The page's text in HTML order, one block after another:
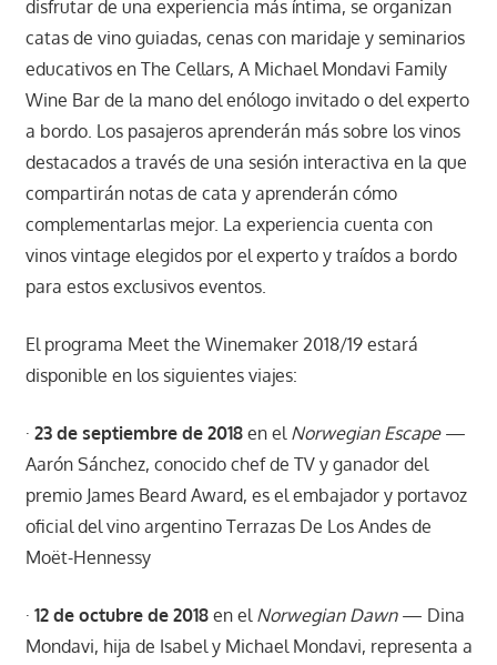
disfrutar de una experiencia más íntima, se organizan
catas de vino guiadas, cenas con maridaje y seminarios
educativos en The Cellars, A Michael Mondavi Family
Wine Bar de la mano del enólogo invitado o del experto
a bordo. Los pasajeros aprenderán más sobre los vinos
destacados a través de una sesión interactiva en la que
compartirán notas de cata y aprenderán cómo
complementarlas mejor. La experiencia cuenta con
vinos vintage elegidos por el experto y traídos a bordo
para estos exclusivos eventos.
El programa Meet the Winemaker 2018/19 estará
disponible en los siguientes viajes:
· 23 de septiembre de 2018en el Norwegian Escape—
Aarón Sánchez, conocido chef de TV y ganador del
premio James Beard Award, es el embajador y portavoz
oficial del vino argentino Terrazas De Los Andes de
Moët-Hennessy
· 12 de octubre de 2018en el Norwegian Dawn— Dina
Mondavi, hija de Isabel y Michael Mondavi, representa a